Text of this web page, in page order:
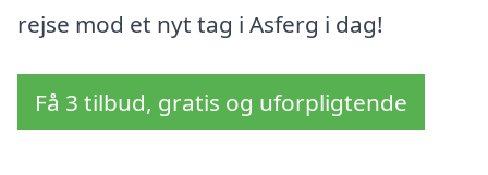
rejse mod et nyt tag i Asferg i dag!
Få 3 tilbud, gratis og uforpligtende